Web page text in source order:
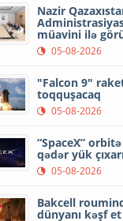
Nazir
müavini ilə
05-08-2026
"Falcon 9"
toqquşacaq
05-08-2026
“SpaceX”
qədər yük
05-08-2026
Bakcell
dünyanı kəşf et